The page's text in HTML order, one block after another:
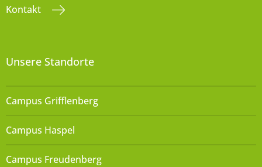
Kontakt
Unsere Standorte
Campus Grifflenberg
Campus Haspel
Campus Freudenberg